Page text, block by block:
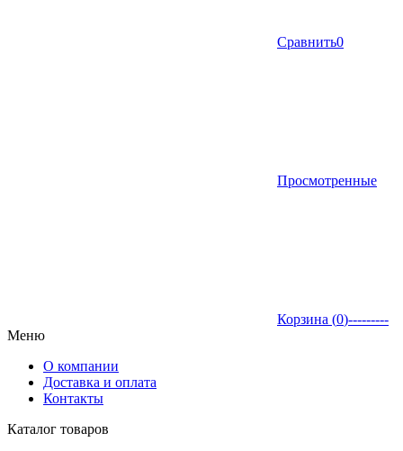
Сравнить0
Просмотренные
Корзина (0)---------
Меню
О компании
Доставка и оплата
Контакты
Каталог товаров